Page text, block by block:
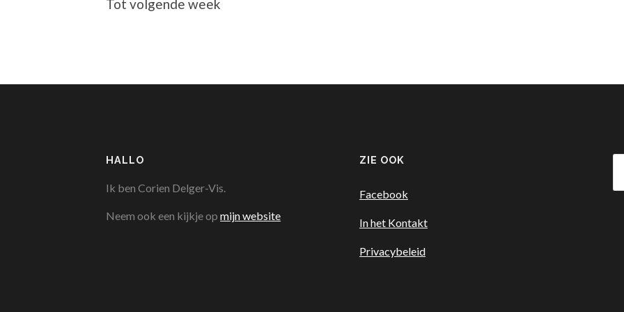
Tot volgende week
HALLO
Ik ben Corien Delger-Vis.
Neem ook een kijkje op mijn website
ZIE OOK
Facebook
In het Kontakt
Privacybeleid